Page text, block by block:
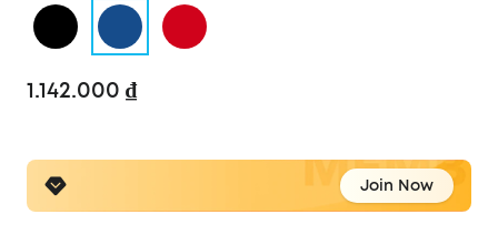
1.142.000 ₫
Join Now